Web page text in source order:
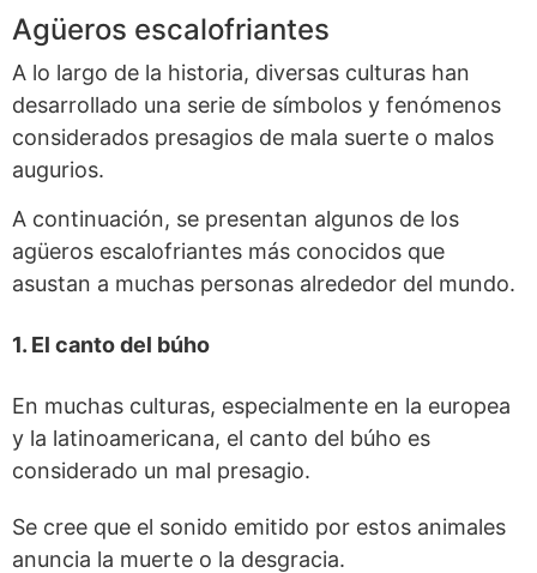
Agüeros escalofriantes
A lo largo de la historia, diversas culturas han
desarrollado una serie de símbolos y fenómenos
considerados presagios de mala suerte o malos
augurios.
A continuación, se presentan algunos de los
agüeros escalofriantes más conocidos que
asustan a muchas personas alrededor del mundo.
1. El canto del búho
En muchas culturas, especialmente en la europea
y la latinoamericana, el canto del búho es
considerado un mal presagio.
Se cree que el sonido emitido por estos animales
anuncia la muerte o la desgracia.